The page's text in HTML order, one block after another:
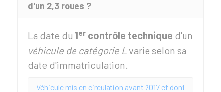
d'un 2,3 roues ?
La date du 1er contrôle technique d'un
véhicule de catégorie L varie selon sa
date d'immatriculation.
Véhicule mis en circulation avant 2017 et dont